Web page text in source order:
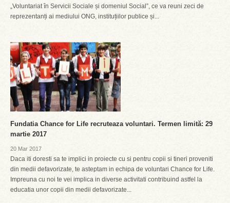
„Voluntariat în Servicii Sociale și domeniul Social”, ce va reuni zeci de
reprezentanți ai mediului ONG, instituțiilor publice și...
Fundatia Chance for Life recruteaza voluntari. Termen limită: 29
martie 2017
20 Mar 2017
Daca iti doresti sa te implici in proiecte cu si pentru copii si tineri proveniti
din medii defavorizate, te asteptam in echipa de voluntari Chance for Life.
Impreuna cu noi te vei implica in diverse activitati contribuind astfel la
educatia unor copii din medii defavorizate...